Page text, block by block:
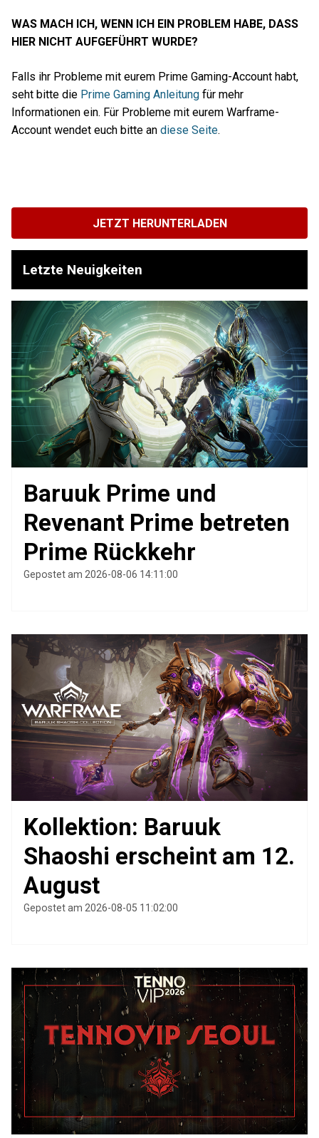
WAS MACH ICH, WENN ICH EIN PROBLEM HABE, DASS
HIER NICHT AUFGEFÜHRT WURDE?
Falls ihr Probleme mit eurem Prime Gaming-Account habt,
seht bitte die Prime Gaming Anleitung für mehr
Informationen ein. Für Probleme mit eurem Warframe-
Account wendet euch bitte an diese Seite.
JETZT HERUNTERLADEN
Letzte Neuigkeiten
Baruuk Prime und
Revenant Prime betreten
Prime Rückkehr
Gepostet am 2026-08-06 14:11:00
Kollektion: Baruuk
Shaoshi erscheint am 12.
August
Gepostet am 2026-08-05 11:02:00